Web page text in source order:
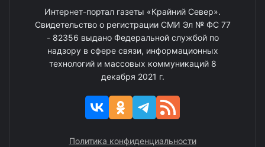
Интернет-портал газеты «Крайний Север».
Свидетельство о регистрации СМИ Эл № ФС 77
- 82356 выдано Федеральной службой по
надзору в сфере связи, информационных
технологий и массовых коммуникаций 8
декабря 2021 г.
Политика конфиденциальности